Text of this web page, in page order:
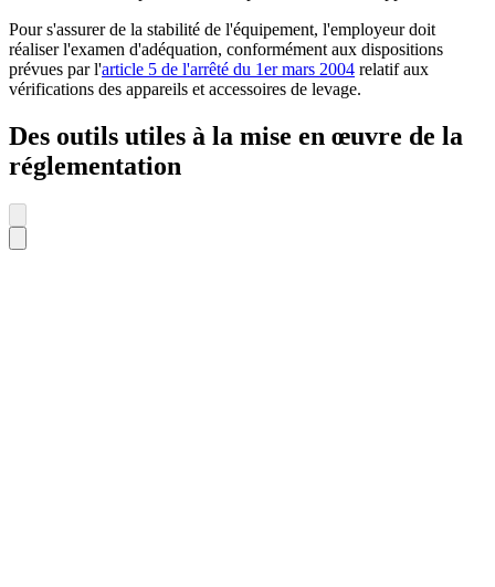
Pour s'assurer de la stabilité de l'équipement, l'employeur doit
réaliser l'examen d'adéquation, conformément aux dispositions
prévues par l'article 5 de l'arrêté du 1er mars 2004 relatif aux
vérifications des appareils et accessoires de levage.
Des outils utiles à la mise en œuvre de la
réglementation